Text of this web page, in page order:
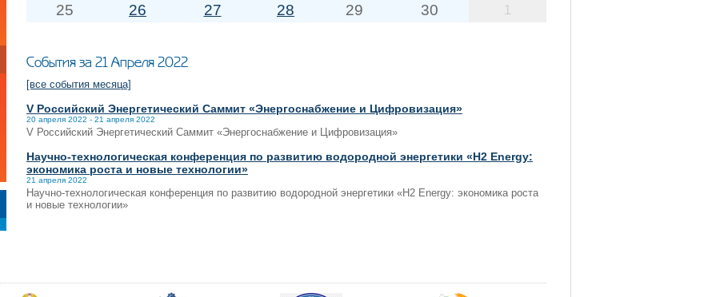
25
26 27 28 29 30 1
События за 21 Апреля 2022
[все события месяца]
V Российский Энергетический Саммит «Энергоснабжение и Цифровизация»
20 апреля 2022 - 21 апреля 2022
V Российский Энергетический Саммит «Энергоснабжение и Цифровизация»
Научно-технологическая конференция по развитию водородной энергетики «H2 Energy:
экономика роста и новые технологии»
21 апреля 2022
Научно-технологическая конференция по развитию водородной энергетики «H2 Energy: экономика роста
и новые технологии»